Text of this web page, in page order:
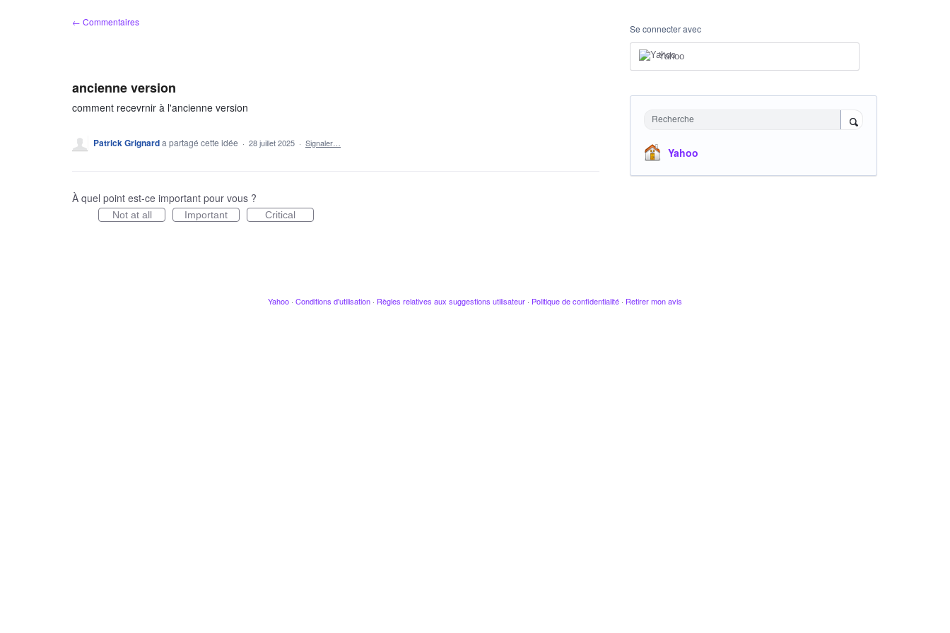
← Commentaires
ancienne version
comment recevrnir à l'ancienne version
Patrick Grignarda partagé cette idée · 28 juillet 2025 · Signaler…
À quel point est-ce important pour vous ?
Not at all Important Critical
Se connecter avec
Yahoo
Recherche
Yahoo
Yahoo · Conditions d'utilisation · Règles relatives aux suggestions utilisateur · Politique de confidentialité · Retirer mon avis